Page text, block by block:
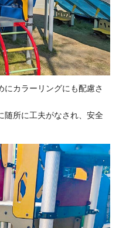
にカラーリングにも配慮さ
随所に工夫がなされ、安全